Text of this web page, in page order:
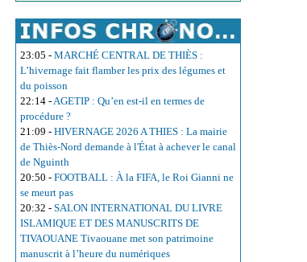
23:05 - MARCHÉ CENTRAL DE THIÈS :
L’hivernage fait flamber les prix des légumes et
du poisson
22:14 -AGETIP : Qu’en est-il en termes de
procédure ?
21:09 - HIVERNAGE 2026 A THIES : La mairie
de Thiès-Nord demande à l'État à achever le canal
de Nguinth
20:50 - FOOTBALL : À la FIFA, le Roi Gianni ne
se meurt pas
20:32 - SALON INTERNATIONAL DU LIVRE
ISLAMIQUE ET DES MANUSCRITS DE
TIVAOUANE Tivaouane met son patrimoine
manuscrit à l’heure du numériques